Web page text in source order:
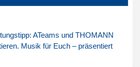
ATeams und THOMANN
Musik für Euch – präsentiert